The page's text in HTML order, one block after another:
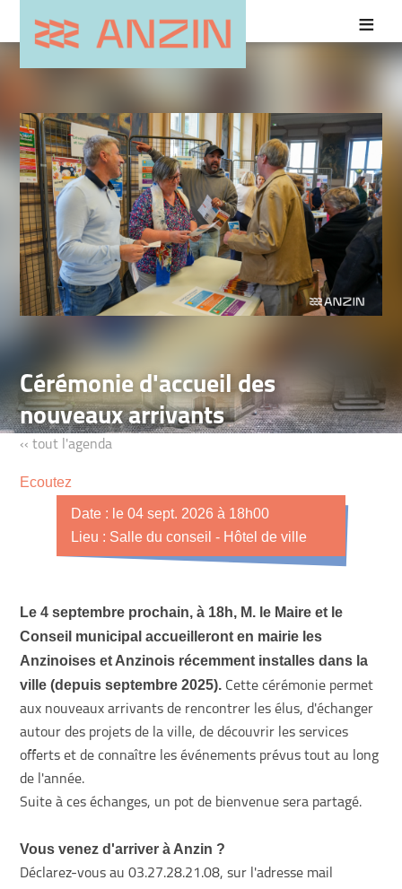
Cérémonie d'accueil des
nouveaux arrivants
‹‹ tout l'agenda
Ecoutez
Date : le 04 sept. 2026 à 18h00
Lieu : Salle du conseil - Hôtel de ville
Le 4 septembre prochain, à 18h, M. le Maire et le
Conseil municipal accueilleront en mairie les
Anzinoises et Anzinois récemment installes dans la
ville (depuis septembre 2025). Cette cérémonie permet
aux nouveaux arrivants de rencontrer les élus, d'échanger
autour des projets de la ville, de découvrir les services
offerts et de connaître les événements prévus tout au long
de l'année.
Suite à ces échanges, un pot de bienvenue sera partagé.
Vous venez d'arriver à Anzin ?
Déclarez-vous au 03.27.28.21.08, sur l'adresse mail